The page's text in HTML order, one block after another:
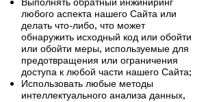
любого аспекта нашего Сайта или
делать что-либо, что может
обнаружить исходный код или обойти
или обойти меры, используемые для
предотвращения или ограничения
доступа к любой части нашего Сайта;
Использовать любые методы
интеллектуального анализа данных,